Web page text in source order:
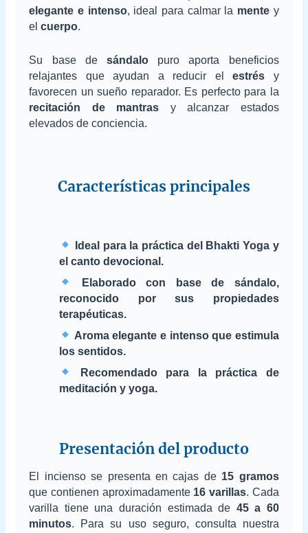
elegante e intenso, ideal para calmar la mentey
elcuerpo.
Su base de sándalo puro aporta beneficios
relajantes que ayudan a reducir elestrés y
favorecen un sueño reparador. Es perfecto para la
recitación de mantras y alcanzar estados
elevados de conciencia.
Características principales
Ideal para la práctica del Bhakti Yoga y
el canto devocional.
Elaborado con base de sándalo,
reconocido por sus propiedades
terapéuticas.
Aroma elegante e intenso que estimula
los sentidos.
Recomendado para la práctica de
meditación y yoga.
Presentación del producto
El incienso se presenta en cajas de 15 gramos
que contienen aproximadamente 16 varillas. Cada
varilla tiene una duración estimada de 45 a 60
minutos. Para su uso seguro, consulta nuestra